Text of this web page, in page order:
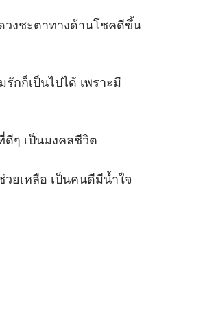
วงชะตาทางด้านโชคดีขึ้น
ก็เป็นไปได้ เพราะมี
ๆ เป็นมงคลชีวิต
ยเหลือ เป็นคนดีมีน้ำใจ